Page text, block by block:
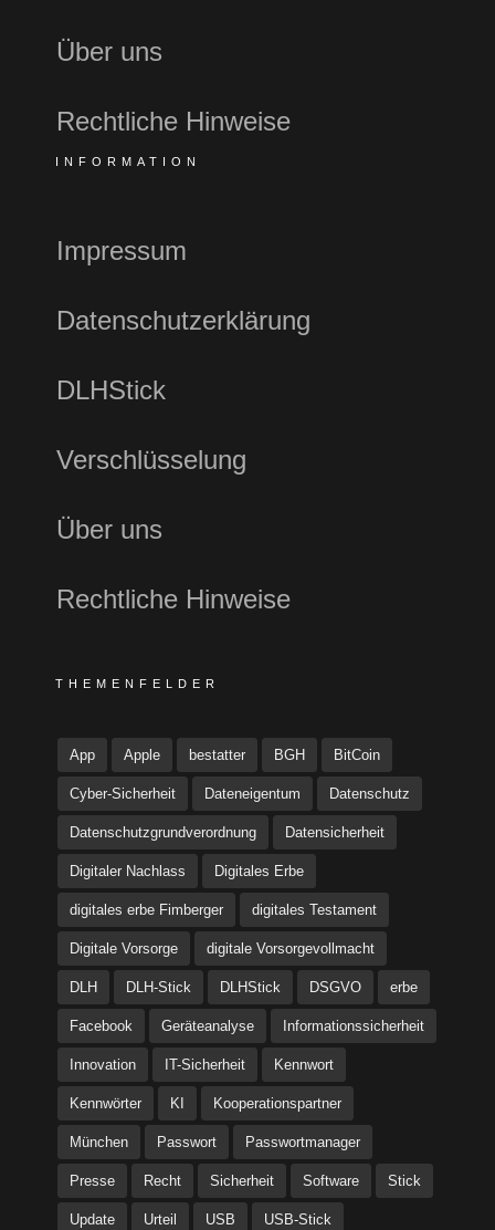
Über uns
Rechtliche Hinweise
INFORMATION
Impressum
Datenschutzerklärung
DLHStick
Verschlüsselung
Über uns
Rechtliche Hinweise
THEMENFELDER
App Apple bestatter BGH BitCoin
Cyber-Sicherheit Dateneigentum Datenschutz
Datenschutzgrundverordnung Datensicherheit
Digitaler Nachlass Digitales Erbe
digitales erbe Fimberger digitales Testament
Digitale Vorsorge digitale Vorsorgevollmacht
DLH DLH-Stick DLHStick DSGVO erbe
Facebook Geräteanalyse Informationssicherheit
Innovation IT-Sicherheit Kennwort
Kennwörter KI Kooperationspartner
München Passwort Passwortmanager
Presse Recht Sicherheit Software Stick
Update Urteil USB USB-Stick